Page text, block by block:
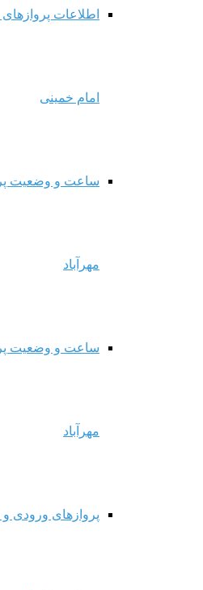
اطلاعات
امام خمینی
ساعت و وضعیت
مهرآباد
ساعت و وضعیت
مهرآباد
پروازهای ورودی